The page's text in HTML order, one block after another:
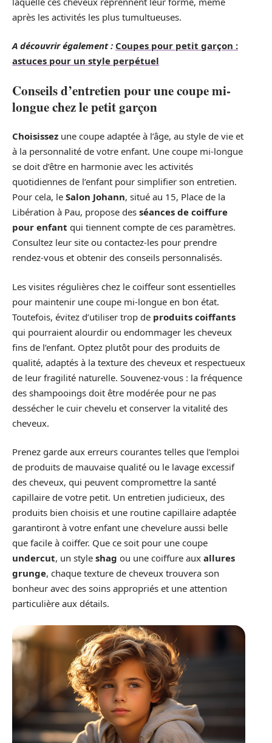
après les activités les plus tumultueuses.
A découvrir également : Coupes pour petit garçon :
astuces pour un style perpétuel
Conseils d’entretien pour une coupe mi-
longue chez le petit garçon
Choisissez une coupe adaptée à l’âge, au style de vie et
à la personnalité de votre enfant. Une coupe mi-longue
se doit d’être en harmonie avec les activités
quotidiennes de l’enfant pour simplifier son entretien.
Pour cela, le Salon Johann, situé au 15, Place de la
Libération à Pau, propose des séances de coiffure
pour enfant qui tiennent compte de ces paramètres.
Consultez leur site ou contactez-les pour prendre
rendez-vous et obtenir des conseils personnalisés.
Les visites régulières chez le coiffeur sont essentielles
pour maintenir une coupe mi-longue en bon état.
Toutefois, évitez d’utiliser trop de produits coiffants
qui pourraient alourdir ou endommager les cheveux
fins de l’enfant. Optez plutôt pour des produits de
qualité, adaptés à la texture des cheveux et respectueux
de leur fragilité naturelle. Souvenez-vous : la fréquence
des shampooings doit être modérée pour ne pas
dessécher le cuir chevelu et conserver la vitalité des
cheveux.
Prenez garde aux erreurs courantes telles que l’emploi
de produits de mauvaise qualité ou le lavage excessif
des cheveux, qui peuvent compromettre la santé
capillaire de votre petit. Un entretien judicieux, des
produits bien choisis et une routine capillaire adaptée
garantiront à votre enfant une chevelure aussi belle
que facile à coiffer. Que ce soit pour une coupe
undercut, un style shag ou une coiffure aux allures
grunge, chaque texture de cheveux trouvera son
bonheur avec des soins appropriés et une attention
particulière aux détails.